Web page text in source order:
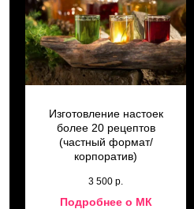
Изготовление настоек
более 20 рецептов
(частный формат/
корпоратив)
3 500 р.
Подробнее о МК